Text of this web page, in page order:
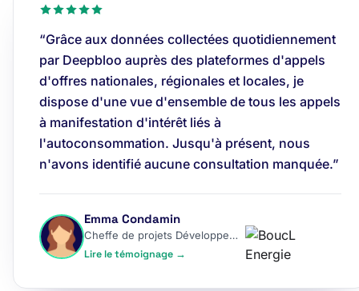
“Grâce aux données collectées quotidiennement
par Deepbloo auprès des plateformes d'appels
d'offres nationales, régionales et locales, je
dispose d'une vue d'ensemble de tous les appels
à manifestation d'intérêt liés à
l'autoconsommation. Jusqu'à présent, nous
n'avons identifié aucune consultation manquée.”
Emma Condamin
Cheffe de projets Développement
Lire le témoignage →